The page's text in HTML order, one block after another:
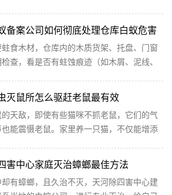
备案公司如何彻底处理仓库白蚁危害
蛀食木材，仓库内的木质货架、托盘、门窗
查，看是否有蛀蚀痕迹（如木屑、泥线、
灭鼠所怎么驱赶老鼠最有效
天敌，即使有些猫咪不抓老鼠，它们的气
也能震慑老鼠。家里养一只猫，不仅能增添
害中心家庭灭治蟑螂最佳方法
有蟑螂，且久治不灭，天河除四害中心建